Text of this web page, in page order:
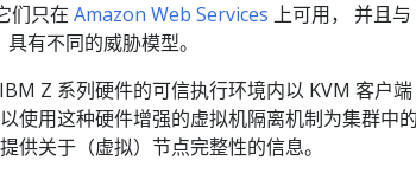
们只在 Amazon Web Services 上可用， 并且与
有不同的威胁模型。
Z 系列硬件的可信执行环境内以 KVM 客户端
使用这种硬件增强的虚拟机隔离机制为集群中的
供关于（虚拟）节点完整性的信息。